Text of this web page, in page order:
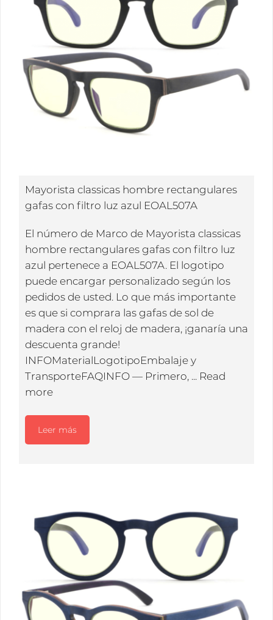
Mayorista classicas hombre rectangulares
gafas con filtro luz azul EOAL507A
El número de Marco de Mayorista classicas
hombre rectangulares gafas con filtro luz
azul pertenece a EOAL507A. El logotipo
puede encargar personalizado según los
pedidos de usted. Lo que más importante
es que si comprara las gafas de sol de
madera con el reloj de madera, ¡ganaría una
descuenta grande!
INFOMaterialLogotipoEmbalaje y
TransporteFAQINFO — Primero, ... Read
more
Leer más